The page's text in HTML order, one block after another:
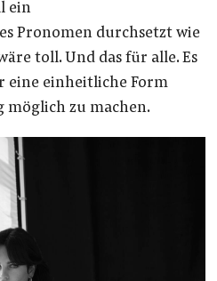
ein
Pronomen durchsetzt wie
toll. Und das für alle. Es
eine einheitliche Form
möglich zu machen.